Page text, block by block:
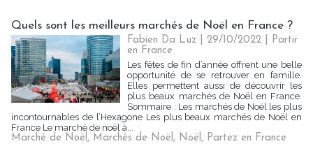
Quels sont les meilleurs marchés de Noël en France ?
Fabien Da Luz | 29/10/2022
Partir
en France
Les fêtes de fin d’année offrent une belle
opportunité de se retrouver en famille.
Elles permettent aussi de découvrir les
plus beaux marchés de Noël en France.
Sommaire : Les marchés de Noël les plus
incontournables de l’Hexagone Les plus beaux marchés de Noël en
France Le marché de noël à...
Marché de Noël, Marchés de Noël, Noël, Partez en France